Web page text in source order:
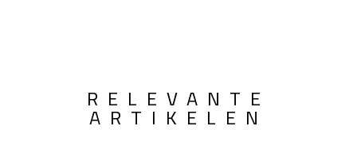
RELEVANTE
ARTIKELEN